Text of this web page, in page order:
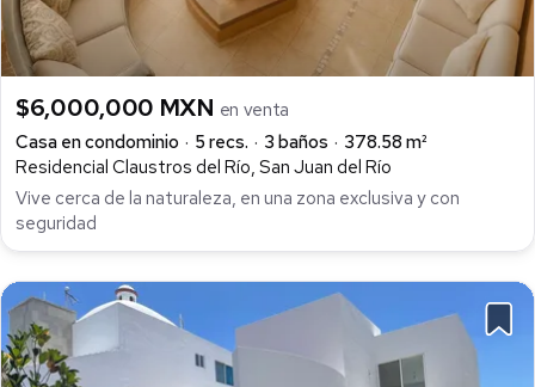
$6,000,000 MXN en venta
Casa en condominio
5 recs. 3 baños
378.58 m²
Residencial Claustros del Río, San Juan del Río
Vive cerca de la naturaleza, en una zona exclusiva y con
seguridad